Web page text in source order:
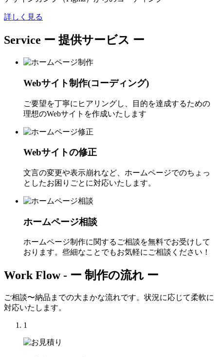
詳しく見る
Service ー 提供サービス ー
Webサイト制作(コーディング)
ご要望を丁寧にヒアリングし、目的を達成するための
理想のWebサイトを作成いたします
Webサイトの修正
文言の変更や表示崩れなど、ホームページでのちょっ
としたお困りごとに対応いたします。
ホームページ相談
ホームページ制作に関するご相談を無料でお受けして
おります。些細なことでもお気軽にご相談ください！
Work Flow - ー 制作の流れ ー
ご相談〜納品までの大まかな流れです。状況に応じて柔軟に
対応いたします。
1